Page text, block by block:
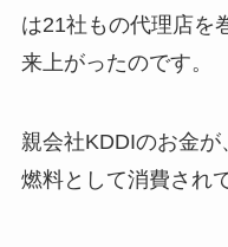
は21社もの代理店を
来上がったのです。
親会社KDDIのお金
燃料として消費され